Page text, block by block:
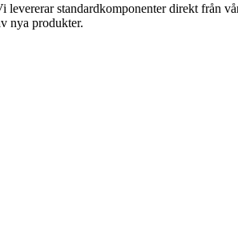
standardkomponenter direkt från
nya produkter.